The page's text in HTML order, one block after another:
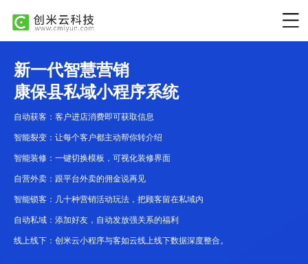
新一代智慧营销
康保县私域小程序系统
自动获客：客户进店消费即可获取信息
智能裂变：让每个客户都主动帮你转介绍
智能装修：一键切换模板，可视化装修界面
自营外卖：跟平台外卖的佣金说再见
智能锁客：几十种营销活动玩法，把顾客留在私域内
自动私域：添加好友，自动发放强关系的福利
线上线下：创米云小程序与客如云线上线下数据深度整合。